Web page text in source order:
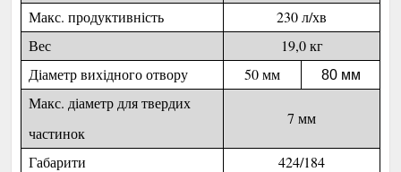
Макс. продуктивність
230 л/хв
Вес
19,0 кг
Діаметр вихідного отвору
50 мм 80 мм
Макс. діаметр для твердих
частинок
7 мм
Габарити
424/184